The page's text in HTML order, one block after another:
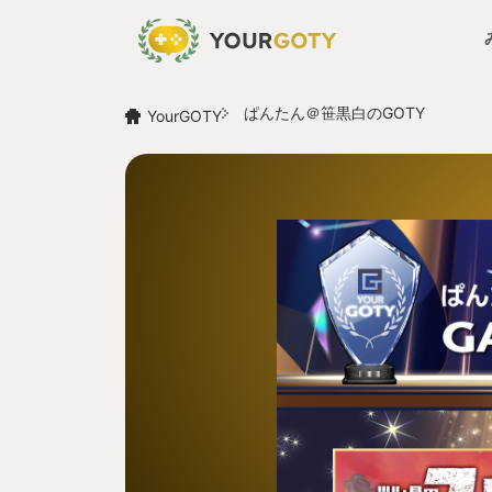
YourGOTY ぱんたん＠笹黒白のGOTY